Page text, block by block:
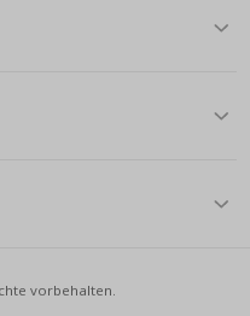
vorbehalten.